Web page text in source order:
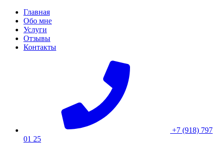
Skip
content
Главная
Обо мне
Услуги
Отзывы
Контакты
+7 (918) 797
01 25